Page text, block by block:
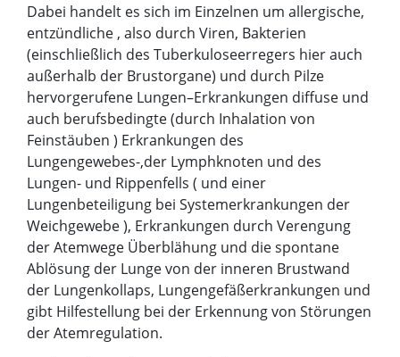
Dabei handelt es sich im Einzelnen um allergische,
entzündliche , also durch Viren, Bakterien
(einschließlich des Tuberkuloseerregers hier auch
außerhalb der Brustorgane) und durch Pilze
hervorgerufene Lungen–Erkrankungen diffuse und
auch berufsbedingte (durch Inhalation von
Feinstäuben ) Erkrankungen des
Lungengewebes-,der Lymphknoten und des
Lungen- und Rippenfells ( und einer
Lungenbeteiligung bei Systemerkrankungen der
Weichgewebe ), Erkrankungen durch Verengung
der Atemwege Überblähung und die spontane
Ablösung der Lunge von der inneren Brustwand
der Lungenkollaps, Lungengefäßerkrankungen und
gibt Hilfestellung bei der Erkennung von Störungen
der Atemregulation.